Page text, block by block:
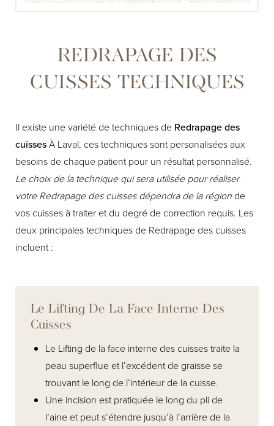
REDRAPAGE DES
CUISSES TECHNIQUES
Il existe une variété de techniques de Redrapage des
cuissesÀ Laval, ces techniques sont personalisées aux
besoins de chaque patient pour un résultat personnalisé.
Le choix de la technique qui sera utilisée pour réaliser
votre Redrapage des cuisses dépendra de la régionde
vos cuisses à traiter et du degré de correction requis. Les
deux principales techniques de Redrapage des cuisses
incluent :
Le Lifting De La Face Interne Des
Cuisses
Le Lifting de la face interne des cuisses traite la
peau superflue et l’excédent de graisse se
trouvant le long de l’intérieur de la cuisse.
Une incision est pratiquée le long du pli de
l’aine et peut s’étendre jusqu’à l’arrière de la